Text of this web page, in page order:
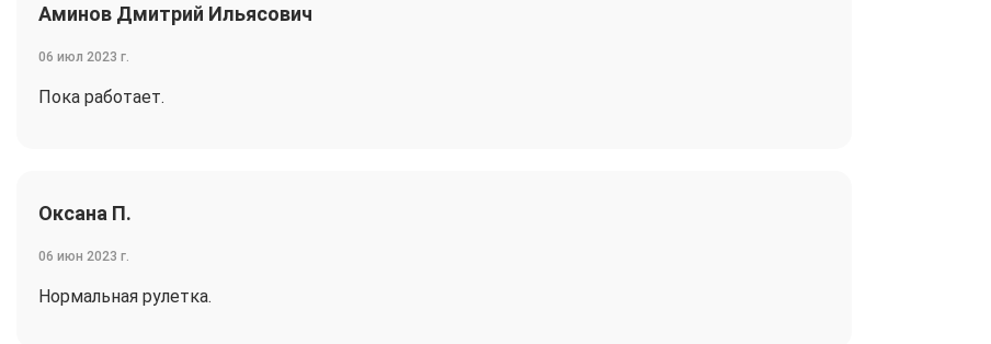
Аминов Дмитрий Ильясович
06 июл 2023 г.
Пока работает.
Оксана П.
06 июн 2023 г.
Нормальная рулетка.